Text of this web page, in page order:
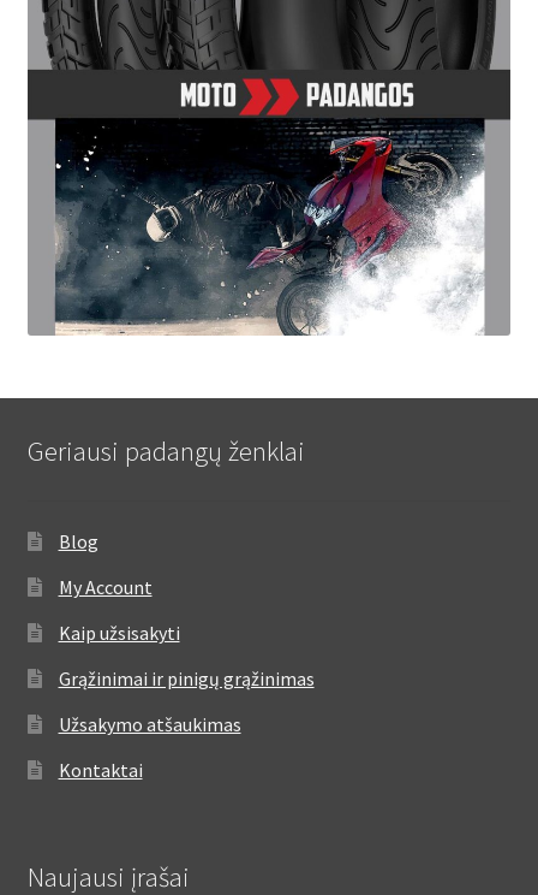
Geriausi padangų ženklai
Blog
My Account
Kaip užsisakyti
Grąžinimai ir pinigų grąžinimas
Užsakymo atšaukimas
Kontaktai
Naujausi įrašai